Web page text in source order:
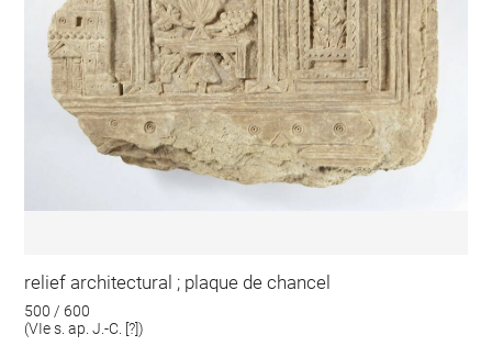
relief architectural ; plaque de chancel
500 / 600
(VIe s. ap. J.-C. [?])